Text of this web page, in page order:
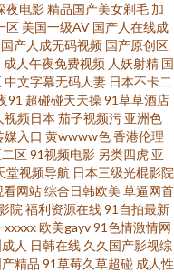
片 1024毛片大全 人妖麻豆视
女诱惑福利电影 东方黄色A片
黄色视频大全网站 成人色影
花视频在线观看 97色色资源
白丝jk高潮喷水 91Va久久 日
国产高清视频 三级片中日韩 偷
夜电影精品国产美女剃毛 加
区 美国一级AV 国产人在线成
国产人成无码视频 国产原创区
成人午夜免费视频 人妖射精 国
中文字幕无码人妻 日本不卡二
91 超碰碰天天操91草草酒店
视频日本 茄子视频污 亚洲色
媒入口 黄wwww色香港伦理
区91视频电影 另类四虎 亚
堂视频导航 日本三级光棍影院
看网站综合日韩欧美 草逼网首
院 福利资源在线91自拍最新
xxxxx欧美gayv91色情激情网
人 日韩在线 久久国产影视综
精品 91草莓久草超碰 成人性